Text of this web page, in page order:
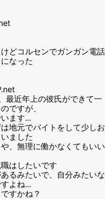
どコルセンでガンガン電話
なった
最近年上の彼氏ができて一
ですが、
ます...
地元でバイトをして少しお
ました
、無理に働かなくてもいい
はしたいです
るみたいで、自分みたいな
よね...
すかね？